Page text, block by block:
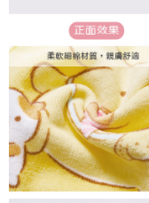
付款後7-11取貨
每筆NT$80，滿
宅配
每筆NT$85，滿